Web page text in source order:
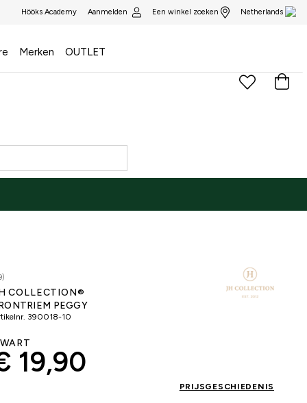
Hööks Academy Aanmelden Een winkel zoeken Netherlands
Merken OUTLET
COLLECTION®
PEGGY
390018-10
19,90
PRIJSGESCHIEDENIS